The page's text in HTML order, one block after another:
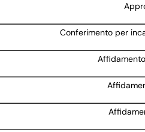
Conferimento per